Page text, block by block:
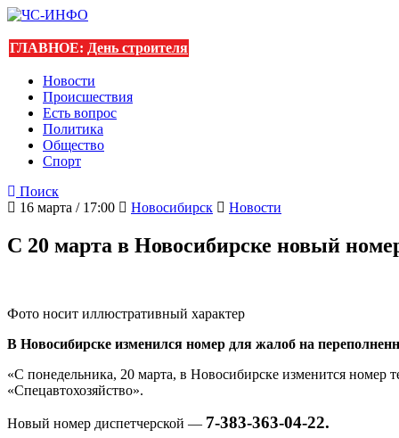
ГЛАВНОЕ: День строителя
Новости
Происшествия
Есть вопрос
Политика
Общество
Спорт
Поиск
16 марта / 17:00
Новосибирск Новости
С 20 марта в Новосибирске новый
Фото носит иллюстративный характер
В Новосибирске изменился номер для жалоб на
«С понедельника, 20 марта, в Новосибирске изменится
«Спецавтохозяйство».
Новый номер диспетчерской — 7-383-363-04-22.